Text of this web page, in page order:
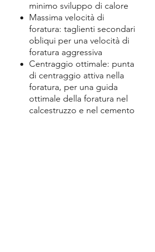
minimo sviluppo di calore
Massima velocità di
foratura: taglienti secondari
obliqui per una velocità di
foratura aggressiva
Centraggio ottimale: punta
di centraggio attiva nella
foratura, per una guida
ottimale della foratura nel
calcestruzzo e nel cemento